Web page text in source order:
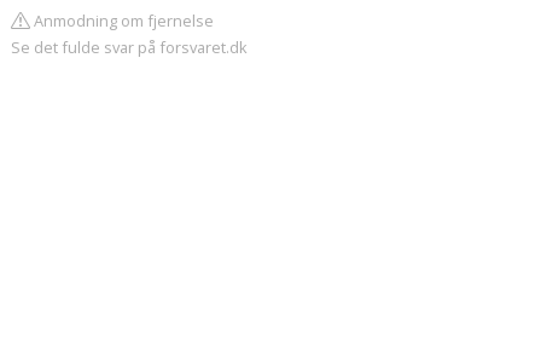
Anmodning om fjernelse
Se det fulde svar på forsvaret.dk